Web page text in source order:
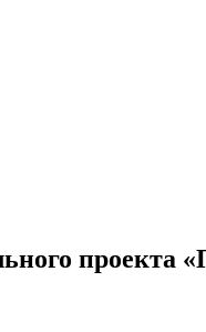
проекта